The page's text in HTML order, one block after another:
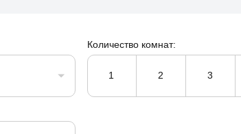
Количество комнат:
1 2 3